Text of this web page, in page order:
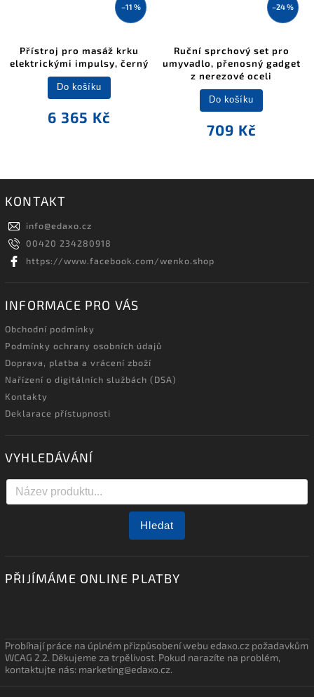
–11 %
Přístroj pro masáž krku
elektrickými impulsy, černý
6 365 Kč
Do košíku
–24 %
Ruční sprchový set pro
umyvadlo, přenosný gadget
z nerezové oceli
709 Kč
Do košíku
KONTAKT
info@edaxo.cz
00420 234280918
https://www.facebook.com/wenko.shop
INFORMACE PRO VÁS
Obchodní podmínky
Podmínky ochrany osobních údajů
Doprava, platba a vrácení zboží
Nařízení o digitálních službách (DSA)
Kontakty
Deklarace přístupnosti
VYHLEDÁVÁNÍ
Hledat
PŘIJÍMÁME ONLINE PLATBY
Probíhají práce na úplném přizpůsobení webu edaxo.cz požadavkům
WCAG 2.2. Děkujeme za trpělivost. Pokud narazíte na problém,
kontaktujte nás: marketing@edaxo.cz.